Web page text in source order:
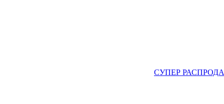
СУПЕР